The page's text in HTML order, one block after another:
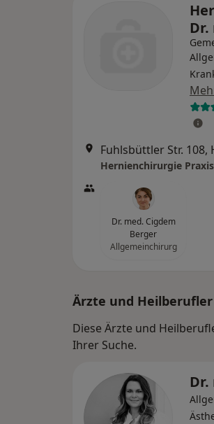
Fuhlsbüttler Str. 108,
Hernienchirurgie
Dr. med. Cigdem
Berger
Allgemeinchirurg
Ärzte und
Diese Ärzte und
Ihrer Suche.